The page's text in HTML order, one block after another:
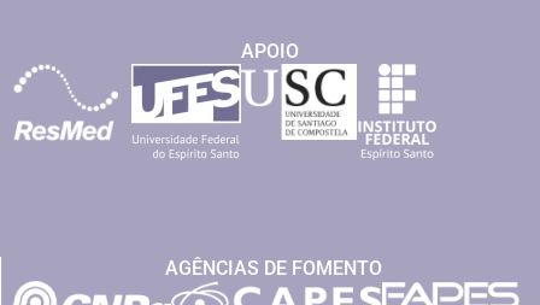
APOIO
AGÊNCIAS DE FOMENTO